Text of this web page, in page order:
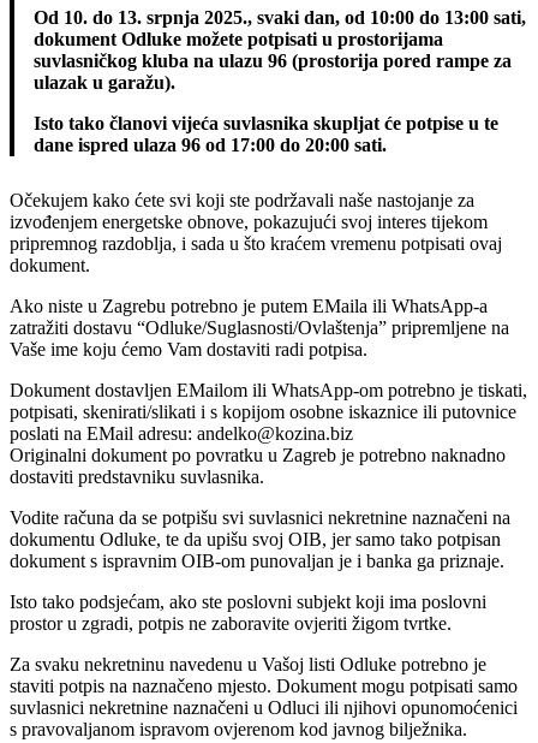
Od 10. do 13. srpnja 2025., svaki dan, od 10:00 do 13:00 sati,
dokument Odluke možete potpisati u prostorijama
suvlasničkog kluba na ulazu 96 (prostorija pored rampe za
ulazak u garažu).
Isto tako članovi vijeća suvlasnika skupljat će potpise u te
dane ispred ulaza 96 od 17:00 do 20:00 sati.
Očekujem kako ćete svi koji ste podržavali naše nastojanje za
izvođenjem energetske obnove, pokazujući svoj interes tijekom
pripremnog razdoblja, i sada u što kraćem vremenu potpisati ovaj
dokument.
Ako niste u Zagrebu potrebno je putem EMaila ili WhatsApp-a
zatražiti dostavu “Odluke/Suglasnosti/Ovlaštenja” pripremljene na
Vaše ime koju ćemo Vam dostaviti radi potpisa.
Dokument dostavljen EMailom ili WhatsApp-om potrebno je tiskati,
potpisati, skenirati/slikati i s kopijom osobne iskaznice ili putovnice
poslati na EMail adresu: andelko@kozina.biz
Originalni dokument po povratku u Zagreb je potrebno naknadno
dostaviti predstavniku suvlasnika.
Vodite računa da se potpišu svi suvlasnici nekretnine naznačeni na
dokumentu Odluke, te da upišu svoj OIB, jer samo tako potpisan
dokument s ispravnim OIB-om punovaljan je i banka ga priznaje.
Isto tako podsjećam, ako ste poslovni subjekt koji ima poslovni
prostor u zgradi, potpis ne zaboravite ovjeriti žigom tvrtke.
Za svaku nekretninu navedenu u Vašoj listi Odluke potrebno je
staviti potpis na naznačeno mjesto. Dokument mogu potpisati samo
suvlasnici nekretnine naznačeni u Odluci ili njihovi opunomoćenici
s pravovaljanom ispravom ovjerenom kod javnog bilježnika.